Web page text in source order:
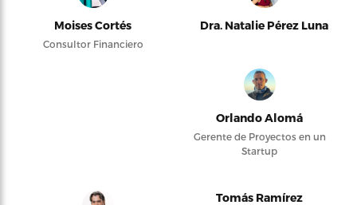
Moises Cortés
Consultor Financiero
Dra. Natalie Pérez Luna
Orlando Alomá
Gerente de Proyectos en un
Startup
Tomás Ramírez